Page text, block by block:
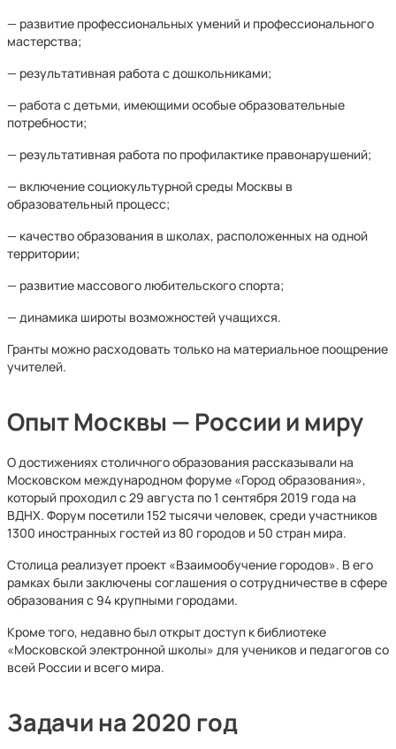
— развитие профессиональных умений и профессионального
мастерства;
— результативная работа с дошкольниками;
— работа с детьми, имеющими особые образовательные
потребности;
— результативная работа по профилактике правонарушений;
— включение социокультурной среды Москвы в
образовательный процесс;
— качество образования в школах, расположенных на одной
территории;
— развитие массового любительского спорта;
— динамика широты возможностей учащихся.
Гранты можно расходовать только на материальное поощрение
учителей.
Опыт Москвы — России и миру
О достижениях столичного образования рассказывали на
Московском международном форуме «Город образования»,
который проходил с 29 августа по 1 сентября 2019 года на
ВДНХ. Форум посетили 152 тысячи человек, среди участников
1300 иностранных гостей из 80 городов и 50 стран мира.
Столица реализует проект «Взаимообучение городов». В его
рамках были заключены соглашения о сотрудничестве в сфере
образования с 94 крупными городами.
Кроме того, недавно был открыт доступ к библиотеке
«Московской электронной школы» для учеников и педагогов со
всей России и всего мира.
Задачи на 2020 год